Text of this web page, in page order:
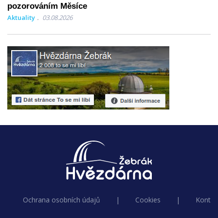
pozorováním Měsíce
Aktuality 03.08.2026
Ochrana osobních údajů | Cookies |